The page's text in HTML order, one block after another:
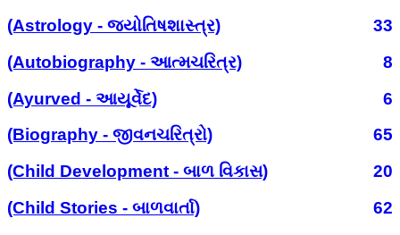
(Astrology - જ્યોતિષશાસ્ત્ર)
33
(Autobiography - આત્મચરિત્ર)
8
(Ayurved - આયૂર્વેદ)
6
(Biography - જીવનચરિત્રો)
65
(Child Development - બાળ વિકાસ)
20
(Child Stories - બાળવાર્તા)
62